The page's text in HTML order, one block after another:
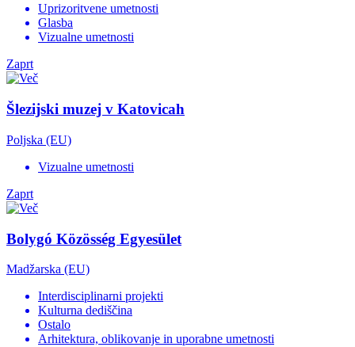
Uprizoritvene umetnosti
Glasba
Vizualne umetnosti
Zaprt
Šlezijski muzej v Katovicah
Poljska (EU)
Vizualne umetnosti
Zaprt
Bolygó Közösség Egyesület
Madžarska (EU)
Interdisciplinarni projekti
Kulturna dediščina
Ostalo
Arhitektura, oblikovanje in uporabne umetnosti